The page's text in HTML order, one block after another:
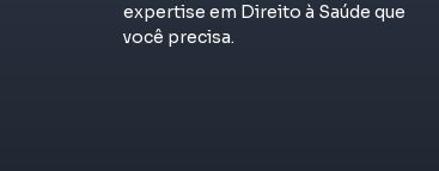
expertise em Direito à Saúde que
você precisa.